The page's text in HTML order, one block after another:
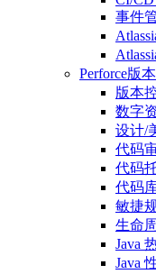
事件
Perforce版
版本
数字
设计/
代码
代码
代码
敏捷
生命
Java
Java